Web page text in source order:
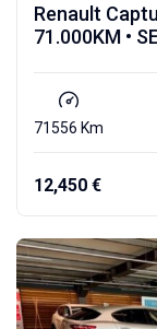
Renault
71.000KM •
71556 Km
12,450 €